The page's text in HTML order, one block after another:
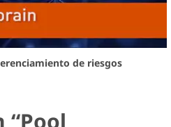
de riesgos
“Pool